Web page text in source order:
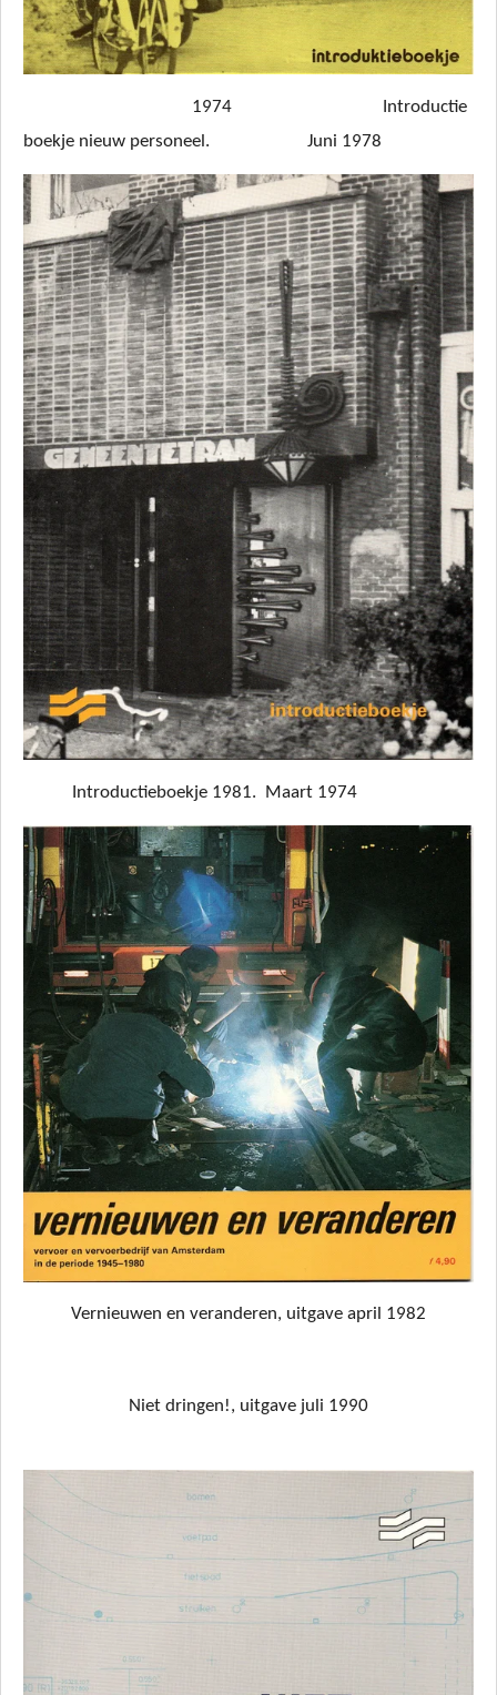
1974 Introductie
boekje nieuw personeel. Juni 1978
Introductieboekje 1981. Maart 1974
Vernieuwen en veranderen, uitgave april 1982
Niet dringen!, uitgave juli 1990